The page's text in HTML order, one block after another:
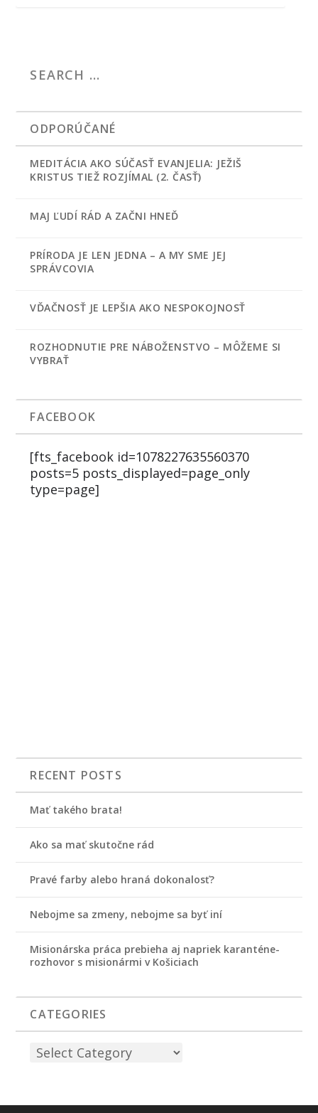
ODPORÚČANÉ
MEDITÁCIA AKO SÚČASŤ EVANJELIA: JEŽIŠ
KRISTUS TIEŽ ROZJÍMAL (2. ČASŤ)
MAJ ĽUDÍ RÁD A ZAČNI HNEĎ
PRÍRODA JE LEN JEDNA – A MY SME JEJ
SPRÁVCOVIA
VĎAČNOSŤ JE LEPŠIA AKO NESPOKOJNOSŤ
ROZHODNUTIE PRE NÁBOŽENSTVO – MÔŽEME SI
VYBRAŤ
FACEBOOK
[fts_facebook id=1078227635560370
posts=5 posts_displayed=page_only
type=page]
RECENT POSTS
Mať takého brata!
Ako sa mať skutočne rád
Pravé farby alebo hraná dokonalosť?
Nebojme sa zmeny, nebojme sa byť iní
Misionárska práca prebieha aj napriek karanténe-
rozhovor s misionármi v Košiciach
CATEGORIES